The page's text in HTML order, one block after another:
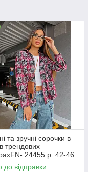
та зручні сорочки в
трендових
24455 р: 42-46
до відправки